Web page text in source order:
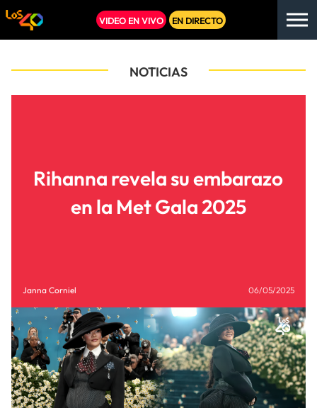
VIDEO EN VIVO EN DIRECTO
NOTICIAS
Rihanna revela su embarazo
en la Met Gala 2025
Janna Corniel 06/05/2025